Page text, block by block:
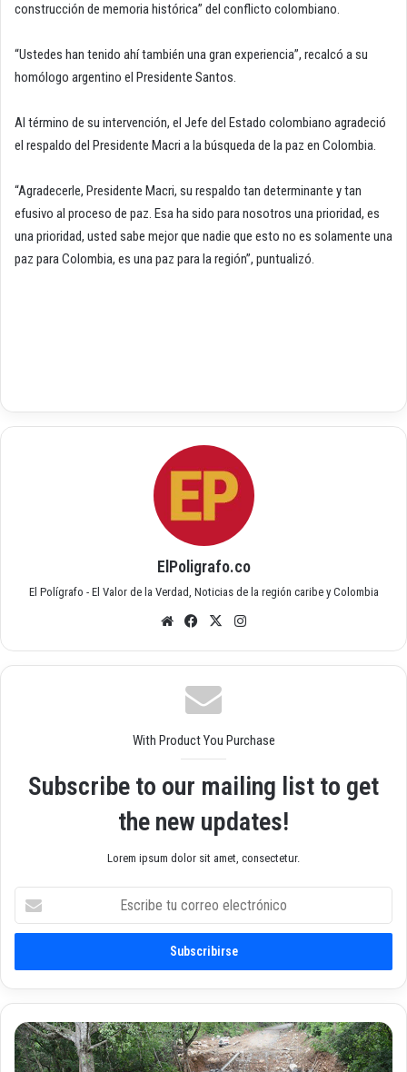
construcción de memoria histórica” del conflicto colombiano.
“Ustedes han tenido ahí también una gran experiencia”, recalcó a su
homólogo argentino el Presidente Santos.
Al término de su intervención, el Jefe del Estado colombiano agradeció
el respaldo del Presidente Macri a la búsqueda de la paz en Colombia.
“Agradecerle, Presidente Macri, su respaldo tan determinante y tan
efusivo al proceso de paz. Esa ha sido para nosotros una prioridad, es
una prioridad, usted sabe mejor que nadie que esto no es solamente una
paz para Colombia, es una paz para la región”, puntualizó.
ElPoligrafo.co
El Polígrafo - El Valor de la Verdad, Noticias de la región caribe y Colombia
Siti
we
b
Fac
ok
X
am
With Product You Purchase
Subscribe to our mailing list to get
the new updates!
Lorem ipsum dolor sit amet, consectetur.
c
i
b
t
u
c
E
n